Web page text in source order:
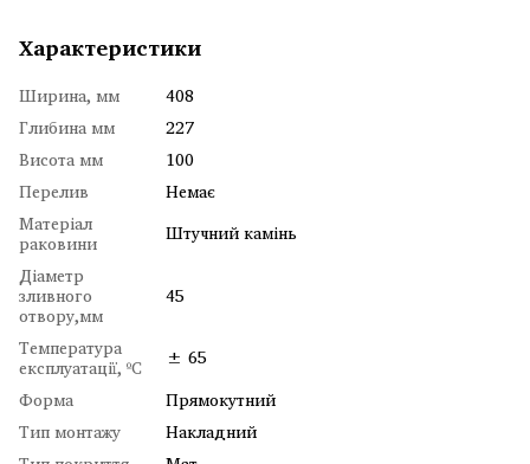
Характеристики
Ширина, мм
408
Глибина мм
227
Висота мм
100
Перелив
Немає
Матеріал
раковини
Штучний камінь
Діаметр
зливного
отвору,мм
45
Температура
експлуатації, ºC
± 65
Форма
Прямокутний
Тип монтажу
Накладний